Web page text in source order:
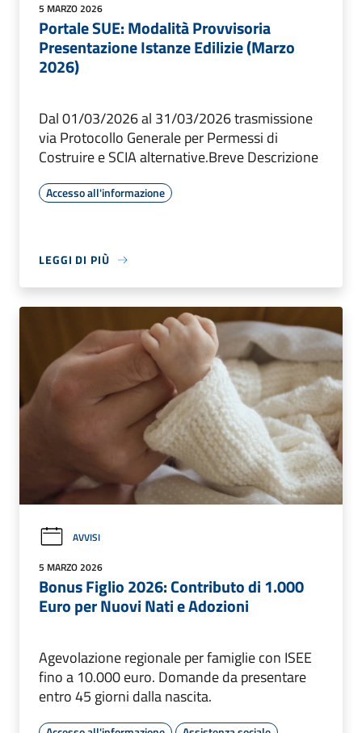
5 MARZO 2026
Portale SUE: Modalità Provvisoria
Presentazione Istanze Edilizie (Marzo
2026)
Dal 01/03/2026 al 31/03/2026 trasmissione
via Protocollo Generale per Permessi di
Costruire e SCIA alternative.Breve Descrizione
Accesso all'informazione
LEGGI DI PIÙ
AVVISI
5 MARZO 2026
Bonus Figlio 2026: Contributo di 1.000
Euro per Nuovi Nati e Adozioni
Agevolazione regionale per famiglie con ISEE
fino a 10.000 euro. Domande da presentare
entro 45 giorni dalla nascita.